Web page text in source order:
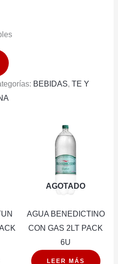
BEBIDAS, TE Y
AGOTADO
AGUA BENEDICTINO
CON GAS 2LT PACK
6U
LEER MÁS